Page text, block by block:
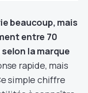
beaucoup, mais
entre 70
selon la marque
rapide, mais
simple chiffre